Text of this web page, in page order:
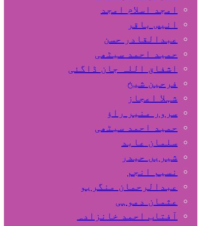
امجد اسلام امجد
انیس باقر
عبدالقادر حسن
حمید احمد سیٹھی
اشفاق اللہ جان ڈاگئی
فرحین شیخ
شہلا اعجاز
سرور منیر راؤ
حمید احمد سیٹھی
سلمان عابد
شیریں حیدر
نسیم انجم
عبدالرحمان منگریو
عثمان دموہی
آفتاب احمد خانزادہ